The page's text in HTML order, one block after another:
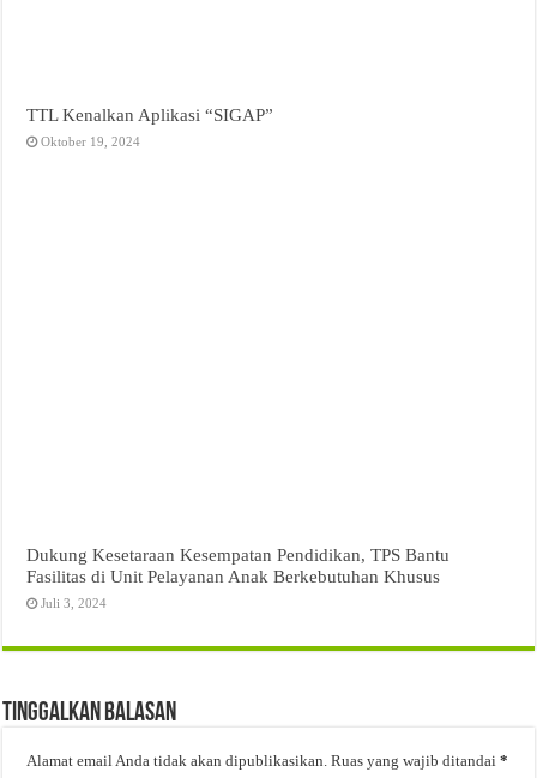
TTL Kenalkan Aplikasi “SIGAP”
Oktober 19, 2024
Dukung Kesetaraan Kesempatan Pendidikan, TPS Bantu
Fasilitas di Unit Pelayanan Anak Berkebutuhan Khusus
Juli 3, 2024
Tinggalkan Balasan
Alamat email Anda tidak akan dipublikasikan. Ruas yang wajib ditandai*